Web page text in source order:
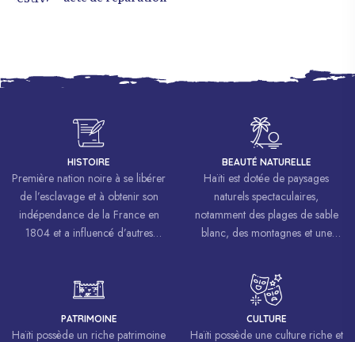
HISTOIRE
Première nation noire à se libérer
de l’esclavage et à obtenir son
indépendance de la France en
1804 et a influencé d’autres
luttes pour la liberté et l’égalité.
BEAUTÉ NATURELLE
Haïti est dotée de paysages
naturels spectaculaires,
notamment des plages de sable
blanc, des montagnes et une
PATRIMOINE
Haïti possède un riche patrimoine
CULTURE
Haïti possède une culture riche et